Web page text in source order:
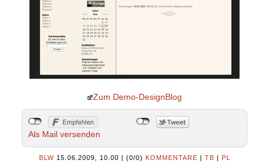
Zum Demo-DesignBlog
Als Mail versenden
BLW 15.06.2009, 10.00 | (0/0) KOMMENTARE | TB | PL